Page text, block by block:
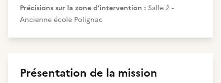
Précisions sur la zone d’intervention : Salle 2 -
Ancienne école Polignac
Présentation de la mission